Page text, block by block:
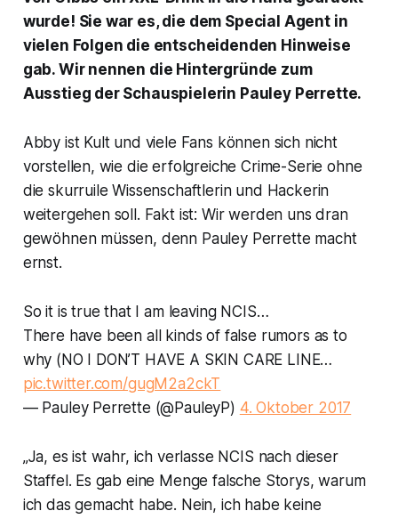
wurde! Sie war es, die dem Special Agent in
vielen Folgen die entscheidenden Hinweise
gab. Wir nennen die Hintergründe zum
Ausstieg der Schauspielerin Pauley Perrette.
Abby ist Kult und viele Fans können sich nicht
vorstellen, wie die erfolgreiche Crime-Serie ohne
die skurruile Wissenschaftlerin und Hackerin
weitergehen soll. Fakt ist: Wir werden uns dran
gewöhnen müssen, denn Pauley Perrette macht
ernst.
So it is true that I am leaving NCIS…
There have been all kinds of false rumors as to
why (NO I DON’T HAVE A SKIN CARE LINE…
pic.twitter.com/gugM2a2ckT
— Pauley Perrette (@PauleyP) 4. Oktober 2017
„Ja, es ist wahr, ich verlasse NCIS nach dieser
Staffel. Es gab eine Menge falsche Storys, warum
ich das gemacht habe. Nein, ich habe keine